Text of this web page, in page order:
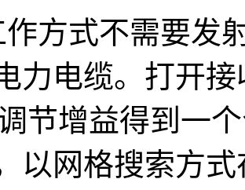
方式不需要发
力电缆。打开
节增益得到一
以网格搜索方